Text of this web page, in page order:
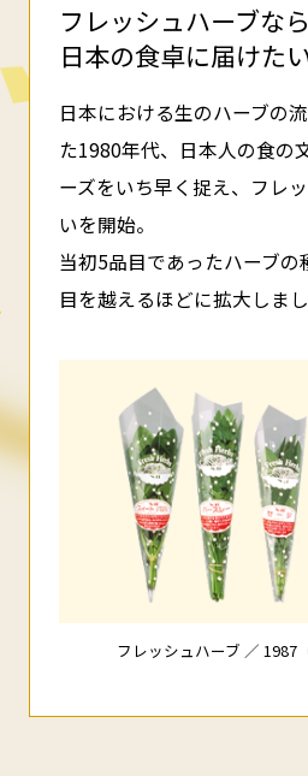
フレッシュハーブ ／ 1987
フレッシュハーブな
日本の食卓に届けた
日本における生のハーブの
た1980年代、日本人の食の
ーズをいち早く捉え、フレ
いを開始。
当初5品目であったハーブ
目を越えるほどに拡大しまし